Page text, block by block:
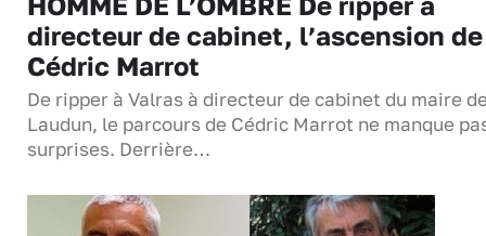
directeur de cabinet, l’ascension de
Cédric Marrot
De ripper à Valras à directeur de cabinet du maire
Laudun, le parcours de Cédric Marrot ne manque
surprises. Derrière…